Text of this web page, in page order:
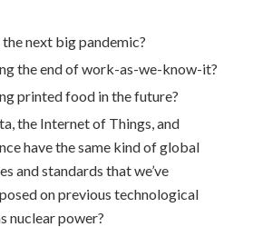
next big pandemic?
the end of work-as-we-know-it?
printed food in the future?
the Internet of Things, and
have the same kind of global
and standards that we’ve
on previous technological
nuclear power?